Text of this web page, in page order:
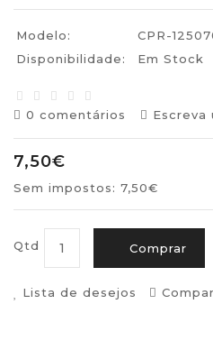
Modelo:
CPR-
Disponibilidade:
Em Stock
0 comentários Escreva
7,50€
Sem impostos: 7,50€
Qtd Comprar
Lista de desejos